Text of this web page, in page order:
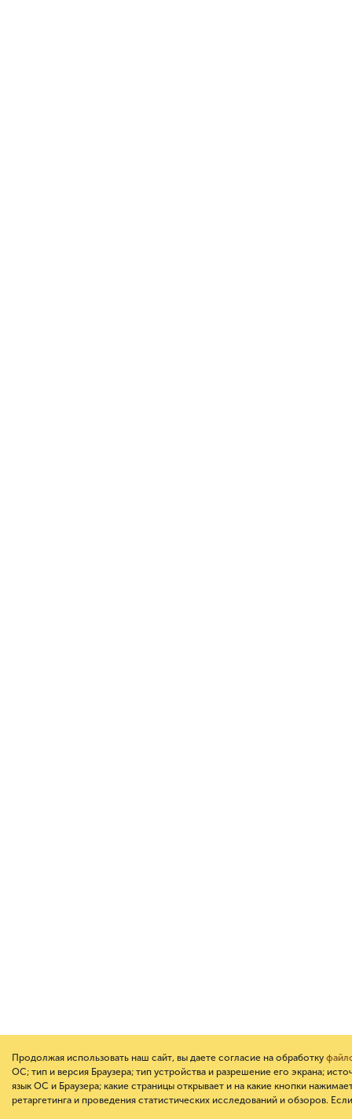
Продолжая использовать наш сайт, вы даете согласие на обработку
ОС; тип и версия Браузера; тип устройства и разрешение его экрана;
язык ОС и Браузера; какие страницы открывает и на какие кнопки
ретаргетинга и проведения статистических исследований и обзоров.